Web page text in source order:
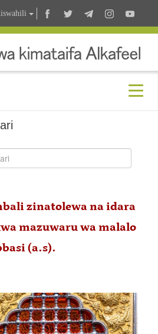
zinatolewa na idara
mazuwaru wa malalo
(a.s).